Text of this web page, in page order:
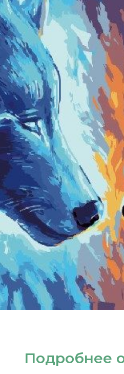
Подробнее